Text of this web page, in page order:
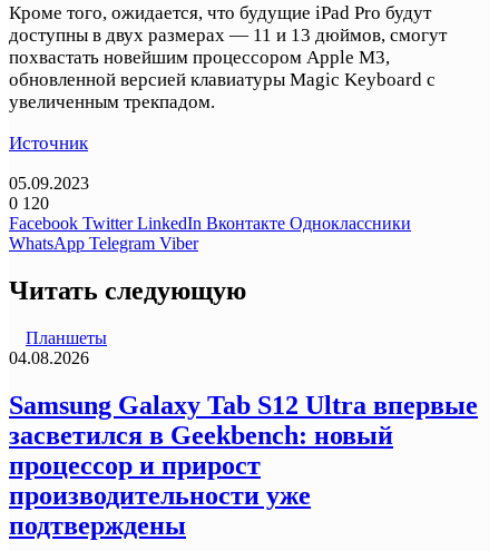
Кроме того, ожидается, что будущие iPad Pro будут
доступны в двух размерах — 11 и 13 дюймов, смогут
похвастать новейшим процессором Apple M3,
обновленной версией клавиатуры Magic Keyboard с
увеличенным трекпадом.
Источник
05.09.2023
0 120
Facebook Twitter LinkedIn Вконтакте Одноклассники
WhatsApp Telegram Viber
Читать следующую
Планшеты
04.08.2026
Samsung Galaxy Tab S12 Ultra впервые
засветился в Geekbench: новый
процессор и прирост
производительности уже
подтверждены